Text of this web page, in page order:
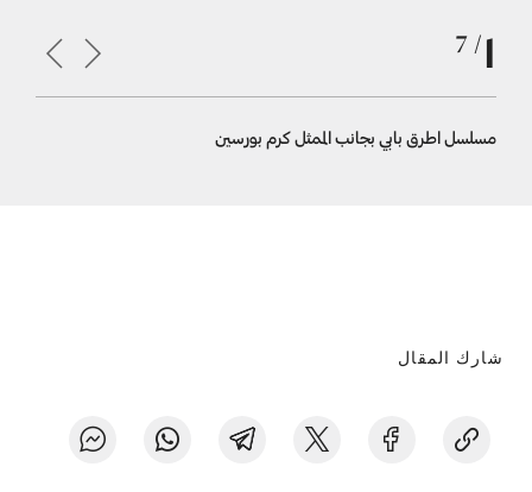
مسلسل اطرق بابي بجانب الممثل كرم بورسين
شارك المقال